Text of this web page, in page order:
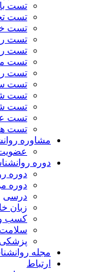
تست
تست
تست
تست
تست
تست
تست
تست
تست
تست
تست
تست
مشاوره
دوره
دوره
دوره
درسی
زبان
کسب و
سلامت
پزشکی
مجله
ارتباط